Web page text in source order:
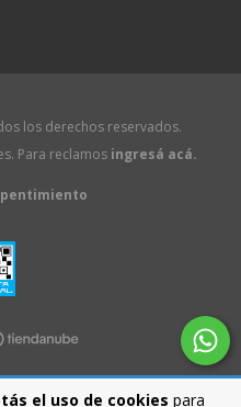
el uso de cookies para
los derechos reservados.
Para reclamos ingresá acá.